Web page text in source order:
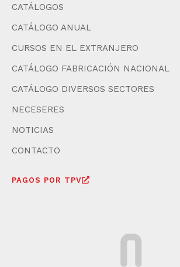
CATÁLOGOS
CATÁLOGO ANUAL
CURSOS EN EL EXTRANJERO
CATÁLOGO FABRICACIÓN NACIONAL
CATÁLOGO DIVERSOS SECTORES
NECESERES
NOTICIAS
CONTACTO
PAGOS POR TPV